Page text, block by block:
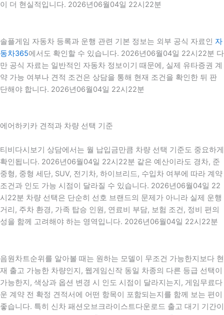
이 더 현실적입니다. 2026년06월04일 22시22분
솔플게임 자동차 등록과 운행 관련 기본 정보는 외부 공식 자료인 자
동차365에서도 확인할 수 있습니다. 2026년06월04일 22시22분 다
만 공식 자료는 일반적인 자동차 정보이기 때문에, 실제 유타증권 계
약 가능 여부나 견적 조건은 상담을 통해 현재 조건을 확인한 뒤 판
단해야 합니다. 2026년06월04일 22시22분
에어하키카 견적과 차량 선택 기준
티비다시보기 상담에서는 월 납입금만큼 차량 선택 기준도 중요하게
확인됩니다. 2026년06월04일 22시22분 같은 예산이라도 경차, 준
중형, 중형 세단, SUV, 전기차, 하이브리드, 수입차 여부에 따라 계약
조건과 인도 가능 시점이 달라질 수 있습니다. 2026년06월04일 22
시22분 차량 선택은 단순히 선호 브랜드의 문제가 아니라 실제 운행
거리, 주차 환경, 가족 탑승 인원, 연료비 부담, 보험 조건, 정비 편의
성을 함께 고려해야 하는 영역입니다. 2026년06월04일 22시22분
음원차트순위를 알아볼 때는 원하는 모델이 무조건 가능한지보다 현
재 출고 가능한 차량인지, 웹게임신작 동일 차종의 다른 등급 선택이
가능한지, 색상과 옵션 변경 시 인도 시점이 달라지는지, 게임무료다
운 계약 전 확정 견적서에 어떤 항목이 포함되는지를 함께 보는 편이
좋습니다. 특히 신차 패션오브크라이스트다운로드 출고 대기 기간이